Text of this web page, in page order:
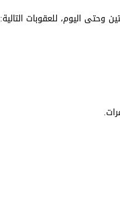
اليوم، للعقوبات التالية: